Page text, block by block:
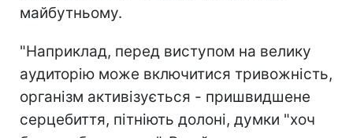
майбутньому.
"Наприклад, перед виступом на велику
аудиторію може включитися тривожність,
організм активізується - пришвидшене
серцебиття, пітніють долоні, думки "хоч